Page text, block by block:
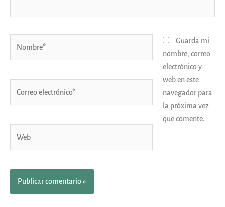
Guarda mi
nombre, correo
electrónico y
web en este
navegador para
la próxima vez
que comente.